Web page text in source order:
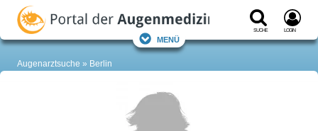
Suche Login
Menü
Augenarztsuche Berlin